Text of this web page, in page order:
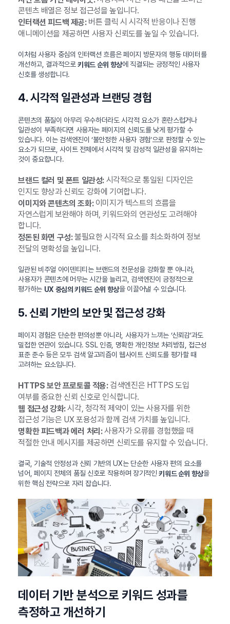
콘텐츠 배열은 정보 접근성을 높입니다.
인터랙션 피드백 제공:버튼 클릭 시 시각적 반응이나 진행
애니메이션을 제공하면 사용자 신뢰도를 높일 수 있습니다.
이처럼 사용자 중심의 인터랙션 흐름은 페이지 방문자의 행동 데이터를
개선하고, 결과적으로키워드 순위 향상에 직결되는 긍정적인 사용자
신호를 생성합니다.
4. 시각적 일관성과 브랜딩 경험
콘텐츠의 품질이 아무리 우수하더라도 시각적 요소가 혼란스럽거나
일관성이 부족하다면 사용자는 페이지의 신뢰도를 낮게 평가할 수
있습니다. 이는 검색엔진이 ‘불안정한 사용자 경험’으로 판정할 수 있는
요소가 되므로, 사이트 전체에서 시각적 및 감성적 일관성을 유지하는
것이 중요합니다.
브랜드 컬러 및 폰트 일관성:시각적으로 통일된 디자인은
인지도 향상과 신뢰도 강화에 기여합니다.
이미지와 콘텐츠의 조화:이미지가 텍스트의 흐름을
자연스럽게 보완해야 하며, 키워드와의 연관성도 고려해야
합니다.
정돈된 화면 구성:불필요한 시각적 요소를 최소화하여 정보
전달의 명확성을 높입니다.
일관된 비주얼 아이덴티티는 브랜드의 전문성을 강화할 뿐 아니라,
사용자가 콘텐츠에 머무는 시간을 늘리고, 검색엔진이 긍정적으로
평가하는 UX 중심의 키워드 순위 향상을 이끌어낼 수 있습니다.
5. 신뢰 기반의 보안 및 접근성 강화
페이지 경험은 단순한 편의성뿐 아니라, 사용자가 느끼는 ‘신뢰감’과도
밀접한 연관이 있습니다. SSL 인증, 명확한 개인정보 처리방침, 접근성
표준 준수 등은 모두 검색 알고리즘이 웹사이트 신뢰도를 평가할 때
고려하는 요소입니다.
HTTPS 보안 프로토콜 적용:검색엔진은 HTTPS 도입
여부를 중요한 신뢰 신호로 인식합니다.
웹 접근성 강화:시각, 청각적 제약이 있는 사용자를 위한
접근성 기능은 UX 포용성과 함께 검색 가치를 높입니다.
명확한 피드백과 에러 처리:사용자가 오류를 경험했을 때
적절한 안내 메시지를 제공하면 신뢰도를 유지할 수 있습니다.
결국, 기술적 안정성과 신뢰 기반의 UX는 단순한 사용자 편의 요소를
넘어, 페이지 전체의 품질 신호로 작용하며 장기적인키워드 순위 향상을
위한 핵심 전략으로 자리 잡습니다.
데이터 기반 분석으로 키워드 성과를
측정하고 개선하기